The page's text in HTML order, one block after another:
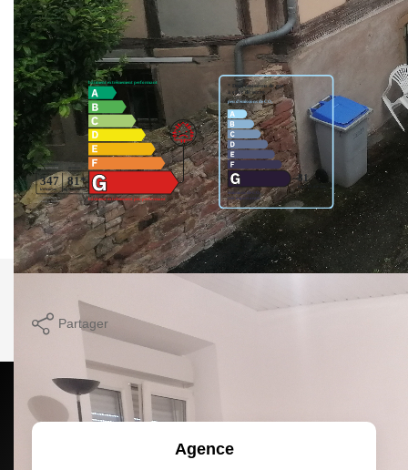
Diagnostics énergétiques
Logement à consommation énergétique excessive.
Partager
Agence